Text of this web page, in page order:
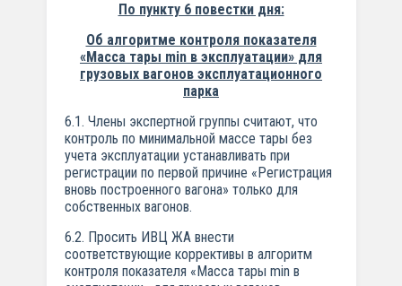
По пункту 6 повестки дня:
Об алгоритме контроля показателя
«Масса тары min в эксплуатации» для
грузовых вагонов эксплуатационного
парка
6.1. Члены экспертной группы считают, что
контроль по минимальной массе тары без
учета эксплуатации устанавливать при
регистрации по первой причине «Регистрация
вновь построенного вагона» только для
собственных вагонов.
6.2. Просить ИВЦ ЖА внести
соответствующие коррективы в алгоритм
контроля показателя «Масса тары min в